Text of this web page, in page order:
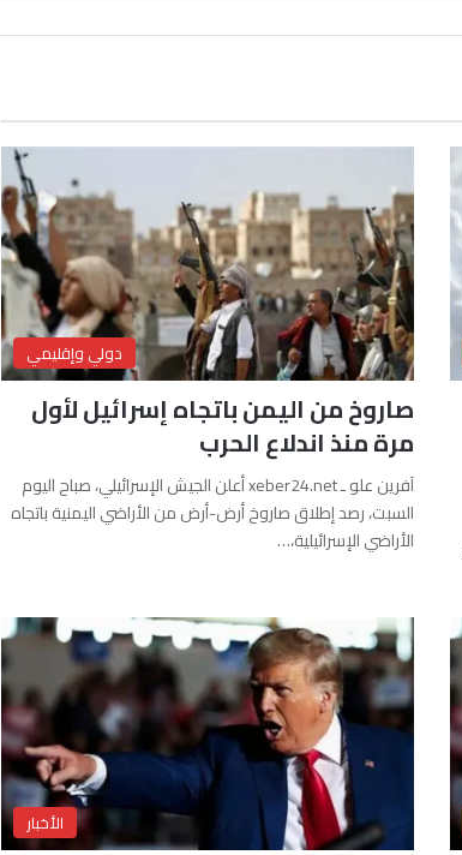
دولي وإقليمي
صاروخ من اليمن باتجاه إسرائيل لأول
مرة منذ اندلاع الحرب
آفرين علو ـ xeber24.net أعلن الجيش الإسرائيلي، صباح اليوم
السبت، رصد إطلاق صاروخ أرض-أرض من الأراضي اليمنية باتجاه
الأراضي الإسرائيلية،…
الأخبار